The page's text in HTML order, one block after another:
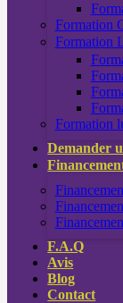
Formation
Formation
Formation
Demander
F.A.Q
Avis
Blog
Contact